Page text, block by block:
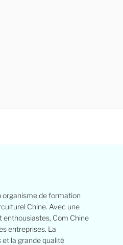
organisme de formation
Chine. Avec une
enthousiastes, Com Chine
entreprises. La
la grande qualité